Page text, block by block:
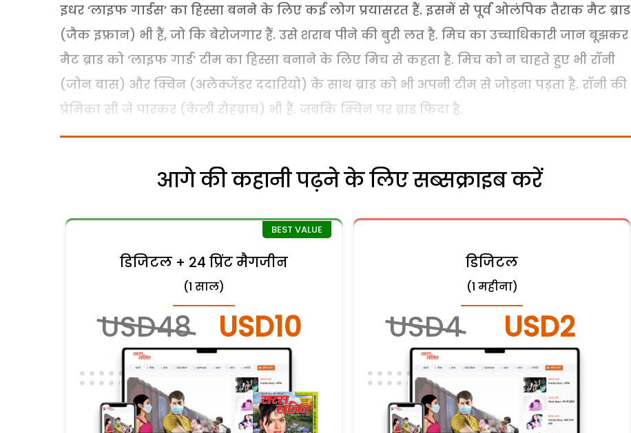
इधर ‘लाइफ गार्डस’ का हिस्सा बनने के लिए कई लोग प्रयासरत हैं. इसमें से पूर्व ओलंपिक तैराक मैट ब्राड
(जैक इफ्रान) भी हैं, जो कि बेरोजगार हैं. उसे शराब पीने की बुरी लत है. मिच का उच्चाधिकारी जान बूझकर
मैट ब्राड को ‘लाइफ गार्ड’ टीम का हिस्सा बनाने के लिए मिच से कहता है. मिच को न चाहते हुए भी रॉनी
(जोन बास) और क्विन (अलेक्जेंडर ददारियो) के साथ ब्राड को भी अपनी टीम से जोड़ना पड़ता है. रॉनी की
प्रेमिका सी जे पारकर (केली रोहब्राच) भी हैं. जबकि क्विन पर ब्राड फिदा है.
आगे की कहानी पढ़ने के लिए सब्सक्राइब करें
डिजिटल + 24 प्रिंट मैगजीन
(1 साल)
USD48 USD10
डिजिटल
(1 महीना)
USD4 USD2